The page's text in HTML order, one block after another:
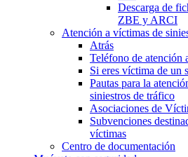
Descarga de
ZBE y ARCI
Atención a víctimas de
Atrás
Teléfono de atención
Si eres víctima de un
Pautas para la
siniestros de tráfico
Asociaciones de
Subvenciones
víctimas
Centro de documentación